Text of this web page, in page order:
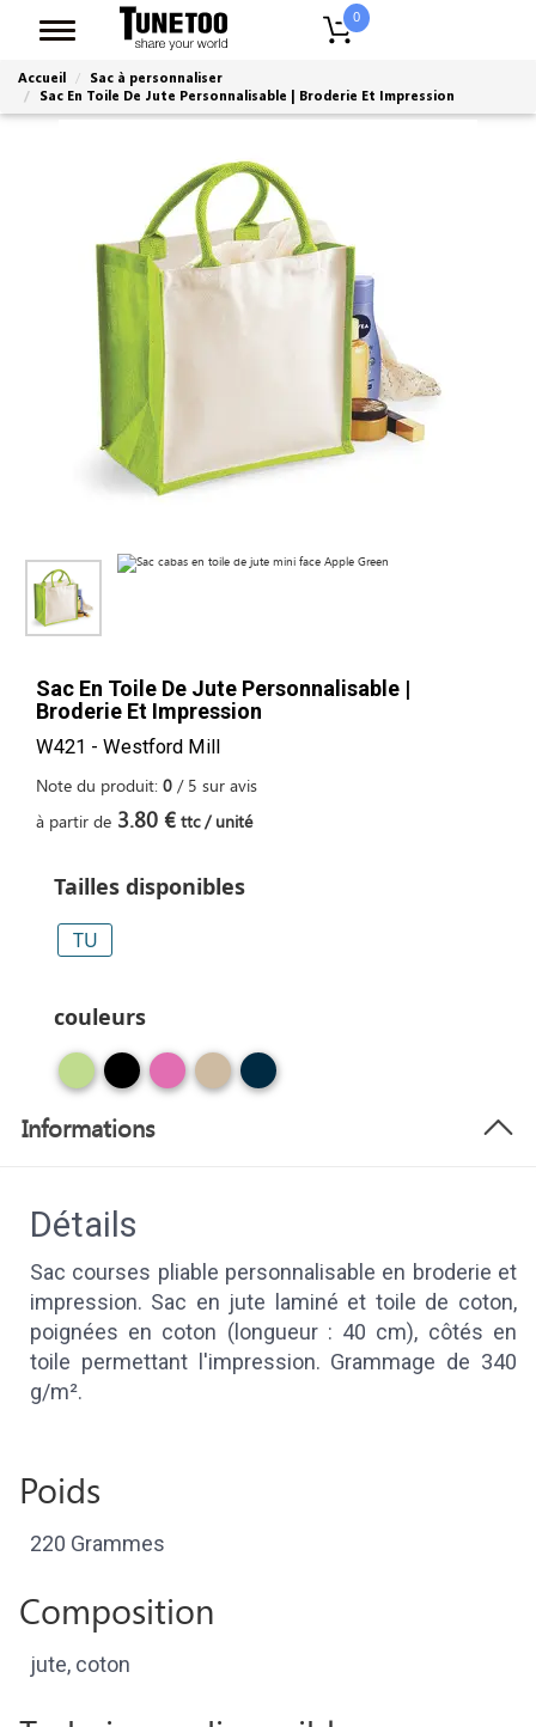
0
Accueil
Sac à personnaliser
Sac En Toile De Jute Personnalisable | Broderie Et Impression
Sac En Toile De Jute Personnalisable |
Broderie Et Impression
W421 - Westford Mill
Note du produit: 0 / 5 sur avis
à partir de 3.80 € ttc / unité
Tailles disponibles
TU
couleurs
Informations
Détails
Sac courses pliable personnalisable en broderie et
impression. Sac en jute laminé et toile de coton,
poignées en coton (longueur : 40 cm), côtés en
toile permettant l'impression. Grammage de 340
g/m².
Poids
220 Grammes
Composition
jute, coton